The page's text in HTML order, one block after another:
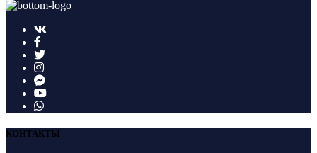
КОНТАКТЫ